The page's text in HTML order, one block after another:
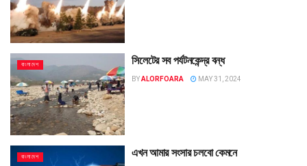
বাংলাদেশ সিলেটের সব পর্যটনকেন্দ্র বন্ধ
BYALORFOARA MAY 31, 2024
বাংলাদেশ এখন আমার সংসার চলবো কেমনে